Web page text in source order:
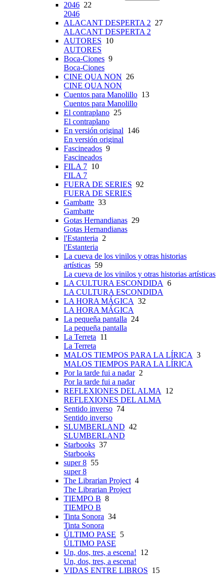
2046 22
2046
ALACANT DESPERTA 2 27
ALACANT DESPERTA 2
AUTORES 10
AUTORES
Boca-Ciones 9
Boca-Ciones
CINE QUA NON 26
CINE QUA NON
Cuentos para Manolillo 13
Cuentos para Manolillo
El contraplano 25
El contraplano
En versión original 146
En versión original
Fascineados 9
Fascineados
FILA 7 10
FILA 7
FUERA DE SERIES 92
FUERA DE SERIES
Gambatte 33
Gambatte
Gotas Hernandianas 29
Gotas Hernandianas
l'Estanteria 2
l'Estanteria
La cueva de los vinilos y otras historias
artísticas 59
La cueva de los vinilos y otras historias artísticas
LA CULTURA ESCONDIDA 6
LA CULTURA ESCONDIDA
LA HORA MÁGICA 32
LA HORA MÁGICA
La pequeña pantalla 24
La pequeña pantalla
La Terreta 11
La Terreta
MALOS TIEMPOS PARA LA LÍRICA 3
MALOS TIEMPOS PARA LA LÍRICA
Por la tarde fui a nadar2
Por la tarde fui a nadar
REFLEXIONES DEL ALMA
12
REFLEXIONES DEL ALMA
Sentido inverso 74
Sentido inverso
SLUMBERLAND 42
SLUMBERLAND
Starbooks 37
Starbooks
super 8 55
super 8
The Librarian Project 4
The Librarian Project
TIEMPO B 8
TIEMPO B
Tinta Sonora 34
Tinta Sonora
ÚLTIMO PASE 5
ÚLTIMO PASE
Un, dos, tres, a escena! 12
Un, dos, tres, a escena!
VIDAS ENTRE LIBROS 15